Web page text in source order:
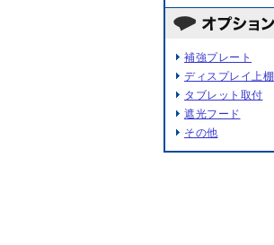
補強プレート
ディスプレイ上棚
タブレット取付
遮光フード
その他